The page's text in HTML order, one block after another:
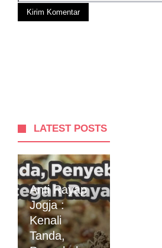
web
LATEST POSTS
Anti Rayap
Jogja :
Kenali
Tanda,